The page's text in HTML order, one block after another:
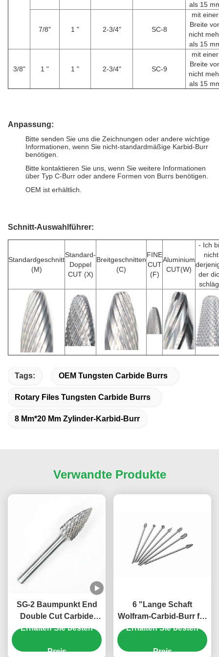
als 15
7/8" 1 " 2-3/4" SC-8
mit einer
Breite
nicht
als 15
3/8" 1 " 1 " 2-3/4" SC-9
mit einer
Breite
nicht
als 15
Anpassung:
Bitte senden Sie uns die Zeichnungen oder andere wichtige
Informationen, wenn Sie nicht-standardmäßige Karbid-Burr
benötigen.
Bitte kontaktieren Sie uns, wenn Sie weitere Informationen
über Typ C-Burr oder andere Formen von Burrs benötigen.
OEM ist erhältlich.
Schnitt-Auswahlführer:
Standardgeschnitt
(M)
Standard-
Doppel
CUT (X)
Breitgeschnitten
(C)
FINE
CUT
(F)
Aluminium
CUT(W)
- Ich
nicht
der
Tags: OEM Tungsten Carbide Burrs
Rotary Files Tungsten Carbide Burrs
8 Mm*20 Mm Zylinder-Karbid-Burr
Verwandte Produkte
SG-2 Baumpunkt End
Double Cut Carbide
Burr 1/4 "Schack
Schleifmaschine 5/16" X
Erhalten Sie besten
Preis
6 "Lange Schaft
Wolfram-Carbid-Burr für
die Schleifmaschine
Wolfram-Burr-Bits
Erhalten Sie besten
Preis